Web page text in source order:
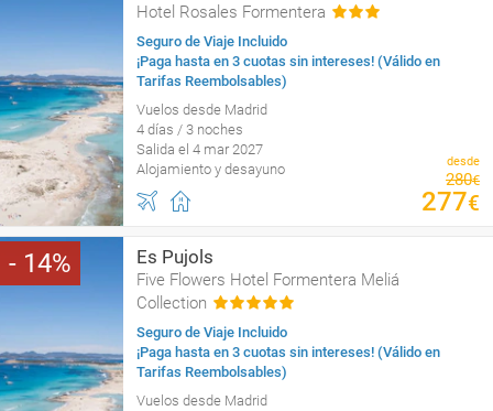
Hotel Rosales Formentera
Seguro de Viaje Incluido
¡Paga hasta en 3 cuotas sin intereses! (Válido en
Tarifas Reembolsables)
Vuelos desde Madrid
4 días / 3 noches
Salida el 4 mar 2027
Alojamiento y desayuno
desde
280€
277€
14 Es Pujols
Five Flowers Hotel Formentera Meliá
Collection
Seguro de Viaje Incluido
¡Paga hasta en 3 cuotas sin intereses! (Válido en
Tarifas Reembolsables)
Vuelos desde Madrid